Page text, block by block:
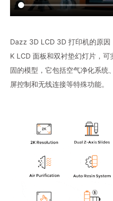
Dazz 3D LCD 3D 打印机的原
K LCD 面板和双衬垫幻灯片，
固的模型，它包括空气净化系统
屏控制和无线连接等特殊功能。